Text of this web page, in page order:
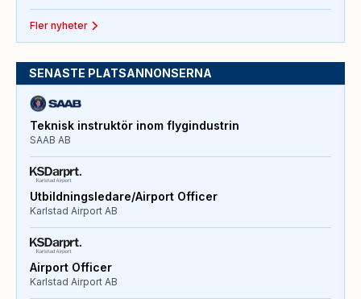
Fler nyheter
SENASTE PLATSANNONSERNA
Teknisk instruktör inom flygindustrin
SAAB AB
Utbildningsledare/Airport Officer
Karlstad Airport AB
Airport Officer
Karlstad Airport AB